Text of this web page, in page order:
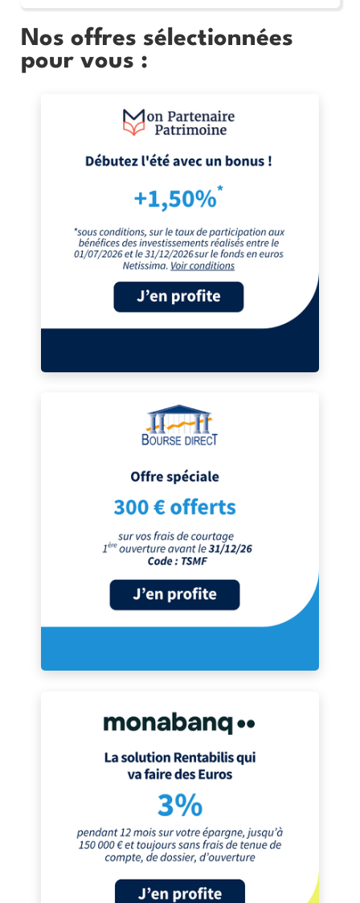
Nos offres sélectionnées
pour vous :